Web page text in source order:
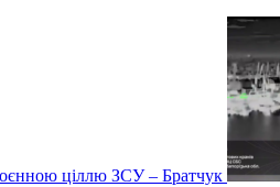
ціллю ЗСУ – Братчук